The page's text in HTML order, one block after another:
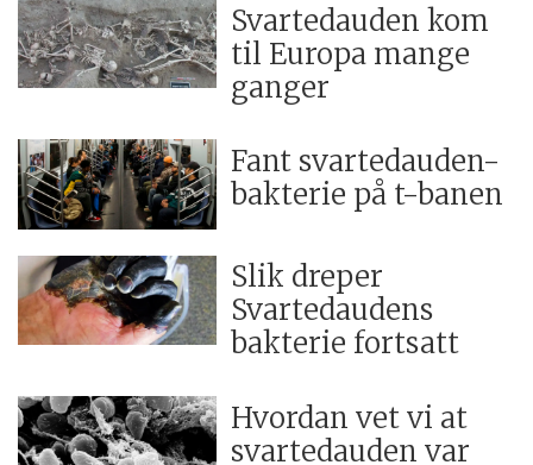
Svartedauden kom
til Europa mange
ganger
Fant svartedauden-
bakterie på t-banen
Slik dreper
Svartedaudens
bakterie fortsatt
Hvordan vet vi at
svartedauden var